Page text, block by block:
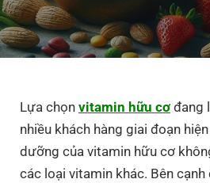
Lựa chọn vitamin hữu cơ đang
nhiều khách hàng giai đoạn
dưỡng của vitamin hữu cơ
các loại vitamin khác. Bên